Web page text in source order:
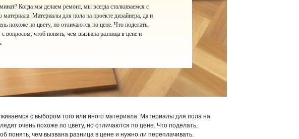
Когда мы делаем ремонт, мы всегда сталкиваемся с
Материалы для пола на проекте дизайнера, да и
похоже по цвету, но отличаются по цене. Что поделать,
с вопросом, чтоб понять, чем вызвана разница в цене и
с выбором того или иного материала. Материалы для пола на
очень похоже по цвету, но отличаются по цене. Что поделать,
понять, чем вызвана разница в цене и нужно ли переплачивать.